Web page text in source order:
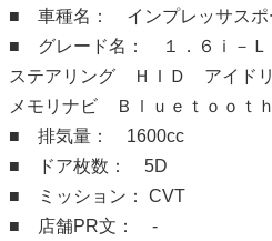
■ 車種名： インプレッサスポ
■ グレード名： １．６ｉ－
ステアリング ＨＩＤ アイド
メモリナビ Ｂｌｕｅｔｏｏｔ
■ 排気量： 1600cc
■ ドア枚数： 5D
■ ミッション： CVT
■ 店舗PR文： -